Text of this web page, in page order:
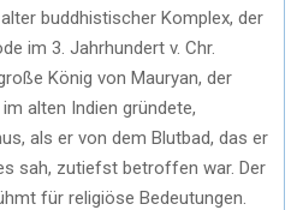
buddhistischer Komplex, der
im 3. Jahrhundert v. Chr.
König von Mauryan, der
alten Indien gründete,
als er von dem Blutbad, das er
sah, zutiefst betroffen war. Der
für religiöse Bedeutungen.